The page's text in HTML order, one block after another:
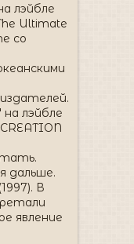
лэйбле
Ultimate
со
на лэйбле
дальше.
В
явление